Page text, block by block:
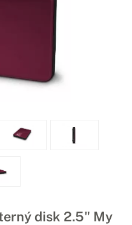
disk 2.5" My